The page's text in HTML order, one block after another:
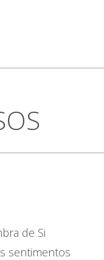
de Si
sentimentos